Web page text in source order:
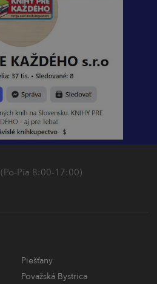
(Po-Pia 8:00-17:00)
Piešťany
Považská Bystrica